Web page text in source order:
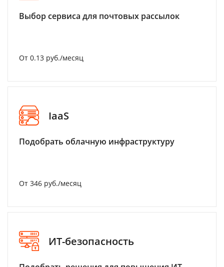
Выбор сервиса для почтовых рассылок
От 0.13 руб./месяц
IaaS
Подобрать облачную инфраструктуру
От 346 руб./месяц
ИТ-безопасность